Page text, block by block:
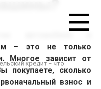
кредит - что
автомобиля и
- это не только
Многое зависит от
покупаете, сколько
взнос и